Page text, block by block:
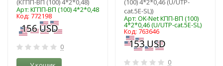
Арт: КГПП-ВП (100) 4*2*0,48
Код: 772198
0
cat.5Е-SL))
Арт: OK-Net КПП-ВП (100)
4*2*0,46 (U/UTP-cat.5Е-SL)
Код: 763646
0